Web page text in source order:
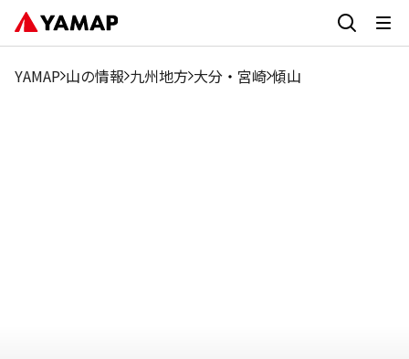
YAMAP 山の情報 九州地方 大分 ・ 宮崎 傾山
1月 2月 3月 8月
9月